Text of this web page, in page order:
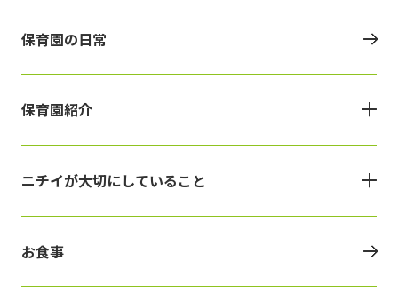
保育園の日常
保育園紹介
ニチイが大切にしていること
お食事